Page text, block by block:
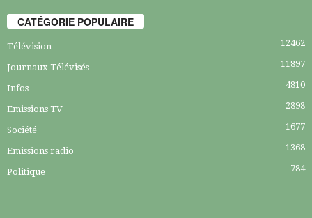
CATÉGORIE POPULAIRE
Télévision 12462
Journaux Télévisés 11897
Infos 4810
Emissions TV 2898
Société 1677
Emissions radio 1368
Politique 784